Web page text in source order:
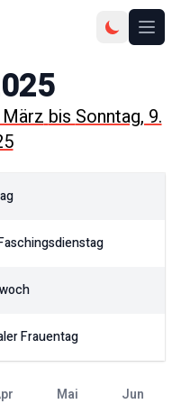
bisSonntag, 9.
Frauentag
Apr Mai
Jun